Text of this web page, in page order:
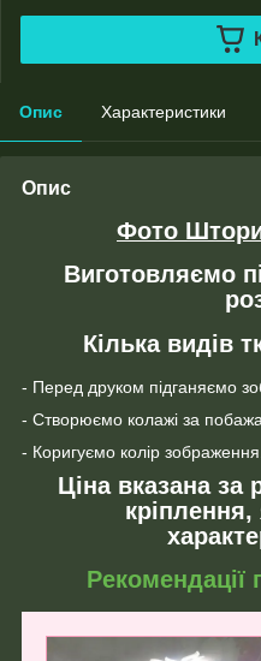
Опис Характеристики
Опис
Фото Штори
Виготовляємо
Кілька видів
- Перед друком підганяємо
- Створюємо колажі за
- Коригуємо колір зображення.
Ціна вказана за
кріплення,
Рекомендації